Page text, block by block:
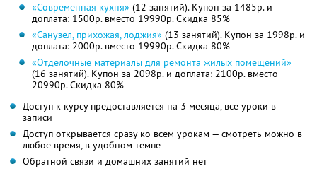
«Современная кухня» (12 занятий). Купон за 1485р. и
доплата: 1500р. вместо 19990р. Скидка 85%
«Санузел, прихожая, лоджия» (13 занятий). Купон за 1998р. и
доплата: 2000р. вместо 19990р. Скидка 80%
«Отделочные материалы для ремонта жилых помещений»
(16 занятий). Купон за 2098р. и доплата: 2100р. вместо
20990р. Скидка 80%
Доступ к курсу предоставляется на 3 месяца, все уроки в
записи
Доступ открывается сразу ко всем урокам — смотреть можно в
любое время, в удобном темпе
Обратной связи и домашних занятий нет